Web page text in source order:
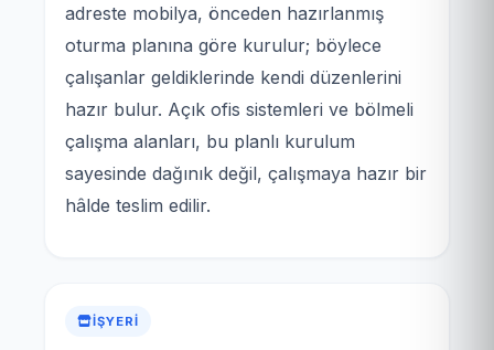
adreste mobilya, önceden hazırlanmış
oturma planına göre kurulur; böylece
çalışanlar geldiklerinde kendi düzenlerini
hazır bulur. Açık ofis sistemleri ve bölmeli
çalışma alanları, bu planlı kurulum
sayesinde dağınık değil, çalışmaya hazır bir
hâlde teslim edilir.
İŞYERI